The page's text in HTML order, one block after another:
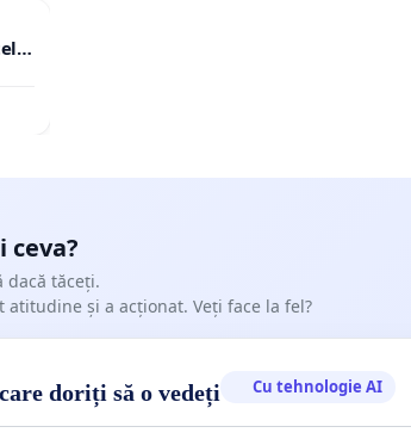
ceva?
dacă tăceți.
și a acționat. Veți face la fel?
doriți să o vedeți Cu tehnologie AI